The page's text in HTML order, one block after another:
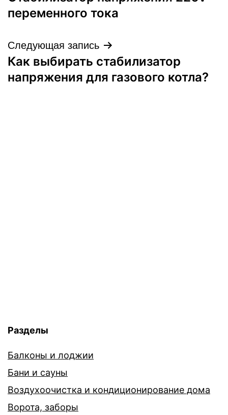
по
переменного тока
Следующая запись
Как выбирать стабилизатор
напряжения для газового котла?
Разделы
Балконы и лоджии
Бани и сауны
Воздухоочистка и кондиционирование дома
Ворота, заборы